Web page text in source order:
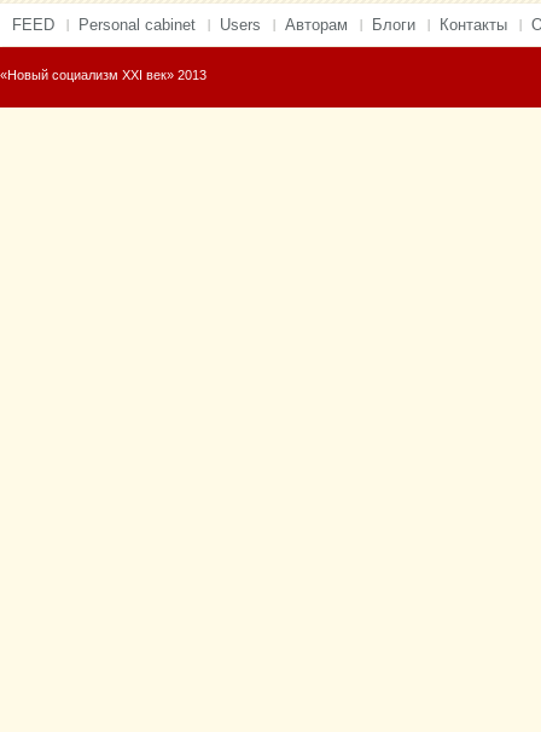
FEED Personal cabinet Users Авторам Блоги Контакты
«Новый социализм XXI век» 2013